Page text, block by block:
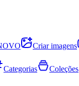
Criar imagens
Categorias Coleções